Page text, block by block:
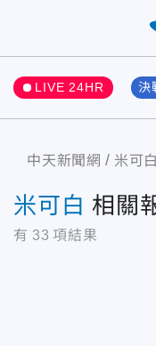
LIVE 24HR 決
中天新聞網 米可白
米可白 相關
有 33 項結果